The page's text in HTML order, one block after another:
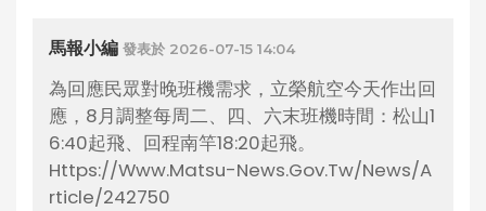
馬報小編 發表於 2026-07-15 14:04
為回應民眾對晚班機需求，立榮航空今天作出回
應，8月調整每周二、四、六末班機時間：松山1
6:40起飛、回程南竿18:20起飛。
Https://www.matsu-News.gov.tw/news/a
Rticle/242750